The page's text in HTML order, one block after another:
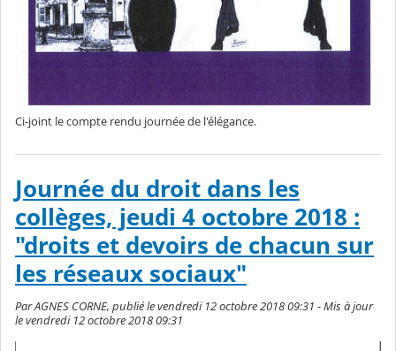
Ci-joint le compte rendu journée de l'élégance.
Journée du droit dans les
collèges, jeudi 4 octobre 2018 :
"droits et devoirs de chacun sur
les réseaux sociaux"
Par AGNES CORNE, publié le vendredi 12 octobre 2018 09:31 - Mis à jour
le vendredi 12 octobre 2018 09:31